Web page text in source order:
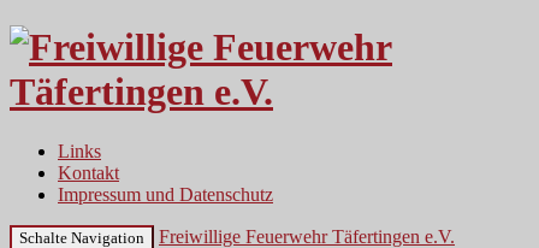
Links
Kontakt
Impressum und Datenschutz
Schalte Navigation Freiwillige Feuerwehr Täfertingen e.V.